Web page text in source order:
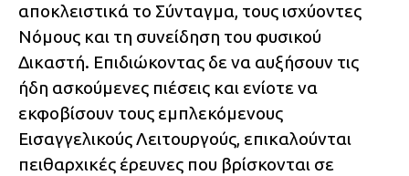
αποκλειστικά το Σύνταγμα, τους ισχύοντες
Νόμους και τη συνείδηση του φυσικού
Δικαστή. Επιδιώκοντας δε να αυξήσουν τις
ήδη ασκούμενες πιέσεις και ενίοτε να
εκφοβίσουν τους εμπλεκόμενους
Εισαγγελικούς Λειτουργούς, επικαλούνται
πειθαρχικές έρευνες που βρίσκονται σε